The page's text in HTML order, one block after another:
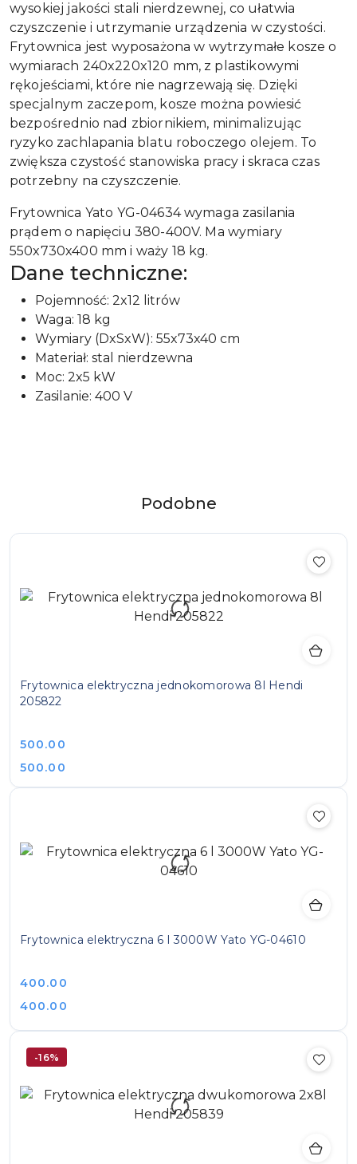
wysokiej jakości stali nierdzewnej, co ułatwia
czyszczenie i utrzymanie urządzenia w czystości.
Frytownica jest wyposażona w wytrzymałe kosze o
wymiarach 240x220x120 mm, z plastikowymi
rękojeściami, które nie nagrzewają się. Dzięki
specjalnym zaczepom, kosze można powiesić
bezpośrednio nad zbiornikiem, minimalizując
ryzyko zachlapania blatu roboczego olejem. To
zwiększa czystość stanowiska pracy i skraca czas
potrzebny na czyszczenie.
Frytownica Yato YG-04634 wymaga zasilania
prądem o napięciu 380-400V. Ma wymiary
550x730x400 mm i waży 18 kg.
Dane techniczne:
Pojemność: 2x12 litrów
Waga: 18 kg
Wymiary (DxSxW): 55x73x40 cm
Materiał: stal nierdzewna
Moc: 2x5 kW
Zasilanie: 400 V
Pomiń karuzelę produktów
Produkty
Podobne
Frytownica elektryczna jednokomorowa 8l Hendi
205822
Cena:
500.00
Cena:
500.00
Frytownica elektryczna 6 l 3000W Yato YG-04610
Cena:
400.00
Cena:
400.00
-16%